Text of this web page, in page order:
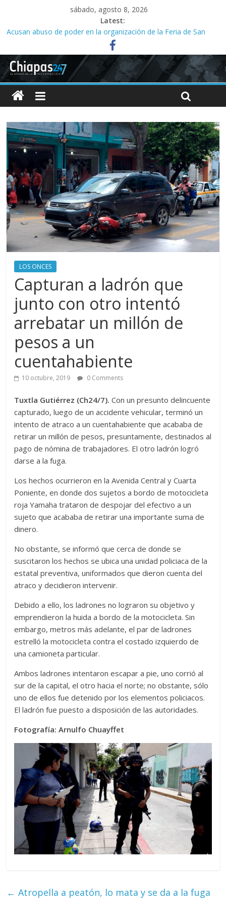
sábado, agosto 8, 2026
Latest:
Acusan abuso de poder en la organización de la Feria de San
Roque; señalan vínculos con el alcalde Ángel Torres
Ministeriales irrumpen a la fuerza en Casa del Migrante;
presbítero exige a la FGE investigar
Acusan a la SMyT de solapar corrupción en el transporte de la
capital
Familias acusan años de retrasos en investigaciones por abuso
sexual infantil
Tres meses sin agua desatan protesta en Yajalón
LOS ONCES
Capturan a ladrón que
junto con otro intentó
arrebatar un millón de
pesos a un
cuentahabiente
10 octubre, 2019 0 Comments
Tuxtla Gutiérrez (Ch24/7).Con un presunto delincuente
capturado, luego de un accidente vehicular, terminó un
intento de atraco a un cuentahabiente que acababa de
retirar un millón de pesos, presuntamente, destinados al
pago de nómina de trabajadores. El otro ladrón logró
darse a la fuga.
Los hechos ocurrieron en la Avenida Central y Cuarta
Poniente, en donde dos sujetos a bordo de motocicleta
roja Yamaha trataron de despojar del efectivo a un
sujeto que acababa de retirar una importante suma de
dinero.
No obstante, se informó que cerca de donde se
suscitaron los hechos se ubica una unidad policiaca de la
estatal preventiva, uniformados que dieron cuenta del
atraco y decidieron intervenir.
Debido a ello, los ladrones no lograron su objetivo y
emprendieron la huida a bordo de la motocicleta. Sin
embargo, metros más adelante, el par de ladrones
estrelló la motocicleta contra el costado izquierdo de
una camioneta particular.
Ambos ladrones intentaron escapar a pie, uno corrió al
sur de la capital, el otro hacia el norte; no obstante, sólo
uno de ellos fue detenido por los elementos policiacos.
El ladrón fue puesto a disposición de las autoridades.
Fotografía: Arnulfo Chuayffet
← Atropella a peatón, lo mata y se da a la fuga